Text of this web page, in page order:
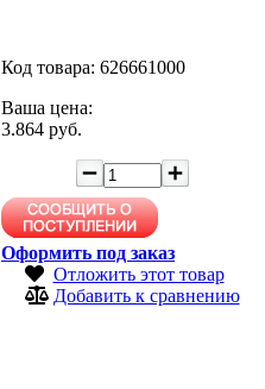
Код товара: 626661000
Ваша цена:
3.864 руб.
Оформить под заказ
Отложить этот товар
Добавить к сравнению